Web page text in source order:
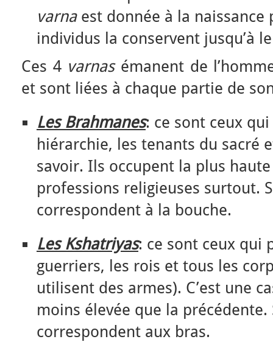
varnaest donnée à la naissance
individus la conservent jusqu’à
Ces 4 varnasémanent de
et sont liées à chaque partie de
Les Brahmanes: ce sont ceux
hiérarchie, les tenants du sacré
savoir. Ils occupent la plus
professions religieuses surtout.
correspondent à la bouche.
Les Kshatriyas: ce sont ceux qui
guerriers, les rois et tous les
utilisent des armes). C’est une
moins élevée que la
correspondent aux bras.